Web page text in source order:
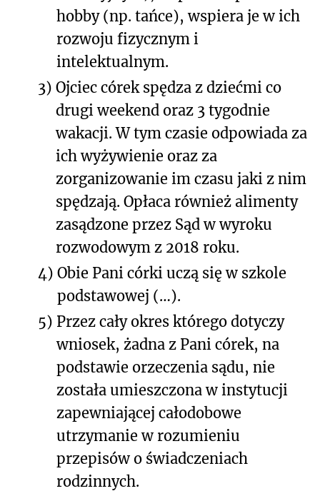
hobby (np. tańce), wspiera je w ich
rozwoju fizycznym i
intelektualnym.
3) Ojciec córek spędza z dziećmi co
drugi weekend oraz 3 tygodnie
wakacji. W tym czasie odpowiada za
ich wyżywienie oraz za
zorganizowanie im czasu jaki z nim
spędzają. Opłaca również alimenty
zasądzone przez Sąd w wyroku
rozwodowym z 2018 roku.
4) Obie Pani córki uczą się w szkole
podstawowej (…).
5) Przez cały okres którego dotyczy
wniosek, żadna z Pani córek, na
podstawie orzeczenia sądu, nie
została umieszczona w instytucji
zapewniającej całodobowe
utrzymanie w rozumieniu
przepisów o świadczeniach
rodzinnych.